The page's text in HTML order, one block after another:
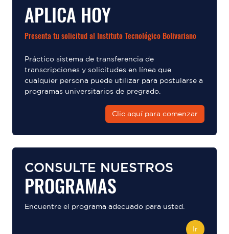
APLICA HOY
Presenta tu solicitud al Instituto Tecnológico Bolivariano
Práctico sistema de transferencia de
transcripciones y solicitudes en línea que
cualquier persona puede utilizar para postularse a
programas universitarios de pregrado.
Clic aquí para comenzar
CONSULTE NUESTROS
PROGRAMAS
Encuentre el programa adecuado para usted.
Ir